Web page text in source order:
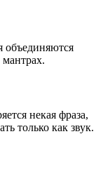
объединяются
некая фраза,
только как звук.